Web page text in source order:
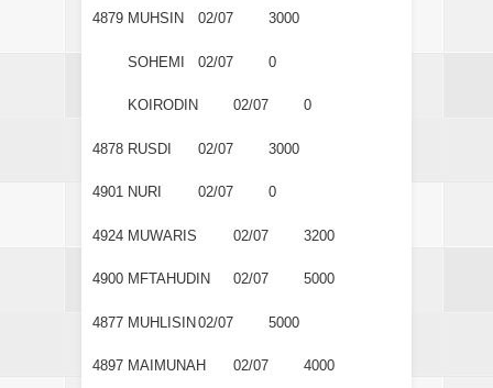
4879 MUHSIN 02/07 3000
SOHEMI 02/07 0
KOIRODIN 02/07 0
4878 RUSDI 02/07 3000
4901 NURI 02/07 0
4924 MUWARIS 02/07 3200
4900 MFTAHUDIN 02/07 5000
4877 MUHLISIN 02/07 5000
4897 MAIMUNAH 02/07 4000